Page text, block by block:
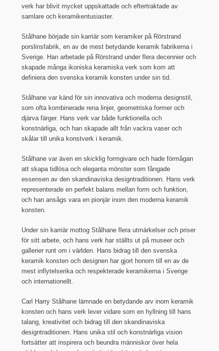
verk har blivit mycket uppskattade och eftertraktade av
samlare och keramikentusiaster.
Stålhane började sin karriär som keramiker på Rörstrand
porslinsfabrik, en av de mest betydande keramik fabrikerna i
Sverige. Han arbetade på Rörstrand under flera decennier och
skapade många ikoniska keramiska verk som kom att
definiera den svenska keramik konsten under sin tid.
Stålhane var känd för sin innovativa och moderna designstil,
som ofta kombinerade rena linjer, geometriska former och
djärva färger. Hans verk var både funktionella och
konstnärliga, och han skapade allt från vackra vaser och
skålar till unika konstverk i keramik.
Stålhane var även en skicklig formgivare och hade förmågan
att skapa tidlösa och eleganta mönster som fångade
essensen av den skandinaviska designtraditionen. Hans verk
representerade en perfekt balans mellan form och funktion,
och han ansågs vara en pionjär inom den moderna keramik
konsten.
Under sin karriär mottog Stålhane flera utmärkelser och priser
för sitt arbete, och hans verk har ställts ut på museer och
gallerier runt om i världen. Hans bidrag till den svenska
keramik konsten och designen har gjort honom till en av de
mest inflytelserika och respekterade keramikerna i Sverige
och internationellt.
Carl Harry Stålhane lämnade en betydande arv inom keramik
konsten och hans verk lever vidare som en hyllning till hans
talang, kreativitet och bidrag till den skandinaviska
designtraditionen. Hans unika stil och konstnärliga vision
fortsätter att inspirera och beundra människor över hela